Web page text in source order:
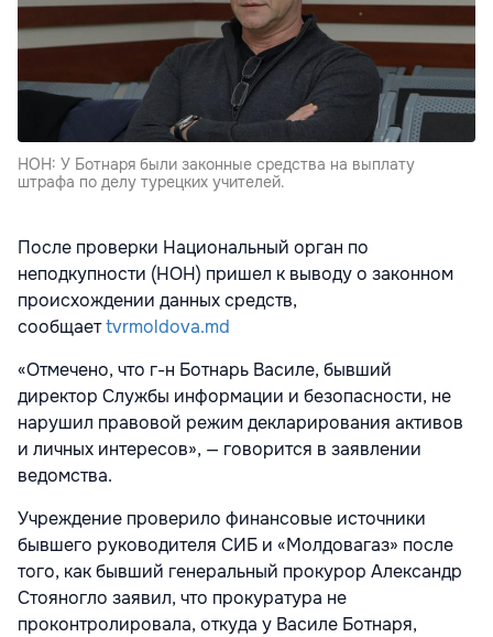
НОН: У Ботнаря были законные средства на выплату
штрафа по делу турецких учителей.
После проверки Национальный орган по
неподкупности (НОН) пришел к выводу о законном
происхождении данных средств,
сообщаетtvrmoldova.md
«Отмечено, что г-н Ботнарь Василе, бывший
директор Службы информации и безопасности, не
нарушил правовой режим декларирования активов
и личных интересов», — говорится в заявлении
ведомства.
Учреждение проверило финансовые источники
бывшего руководителя СИБ и «Молдовагаз» после
того, как бывший генеральный прокурор Александр
Стояногло заявил, что прокуратура не
проконтролировала, откуда у Василе Ботнаря,